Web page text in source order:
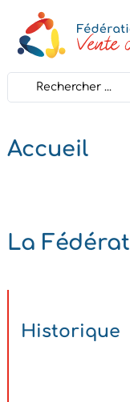
Search
...
Accueil
La
Historique